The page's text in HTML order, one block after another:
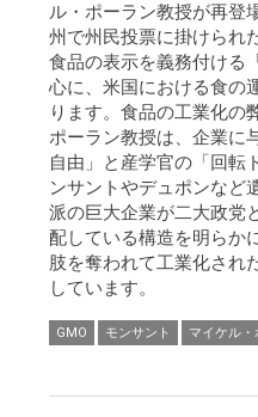
ル・ポーラン教授が再登
州で州民投票に掛けられ
食品の表示を義務付ける
心に、米国における食の
ります。食品の工業化の
ポーラン教授は、企業に
自由」と産学官の「回転
ンサントやデュポンなど
派の巨大企業が二大政党
配している構造を明らか
肢を奪われて工業化され
しています。
GMO モンサント マイケル・